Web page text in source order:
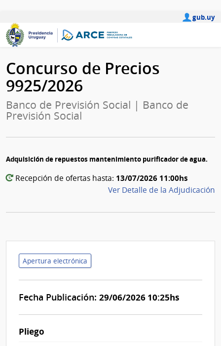
gub.uy
Concurso de Precios
9925/2026
Banco de Previsión Social | Banco de
Previsión Social
Adquisición de repuestos mantenimiento purificador de agua.
Recepción de ofertas hasta: 13/07/2026 11:00hs
Ver Detalle de la Adjudicación
Apertura electrónica
Fecha Publicación: 29/06/2026 10:25hs
Pliego